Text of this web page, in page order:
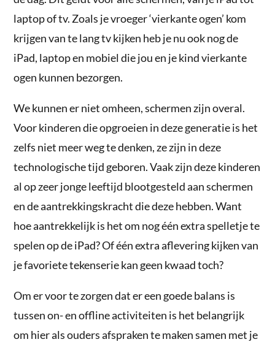
laptop of tv. Zoals je vroeger ‘vierkante ogen’ kom
krijgen van te lang tv kijken heb je nu ook nog de
iPad, laptop en mobiel die jou en je kind vierkante
ogen kunnen bezorgen.
We kunnen er niet omheen, schermen zijn overal.
Voor kinderen die opgroeien in deze generatie is het
zelfs niet meer weg te denken, ze zijn in deze
technologische tijd geboren. Vaak zijn deze kinderen
al op zeer jonge leeftijd blootgesteld aan schermen
en de aantrekkingskracht die deze hebben. Want
hoe aantrekkelijk is het om nog één extra spelletje te
spelen op de iPad? Of één extra aflevering kijken van
je favoriete tekenserie kan geen kwaad toch?
Om er voor te zorgen dat er een goede balans is
tussen on- en offline activiteiten is het belangrijk
om hier als ouders afspraken te maken samen met je